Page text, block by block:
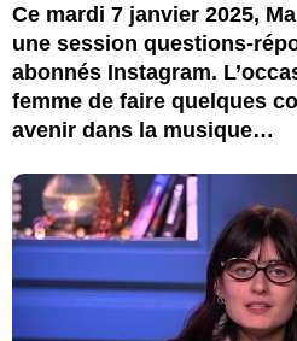
Ce mardi 7 janvier 2025,
une session questions-
abonnés Instagram.
femme de faire quelques
avenir dans la musique…